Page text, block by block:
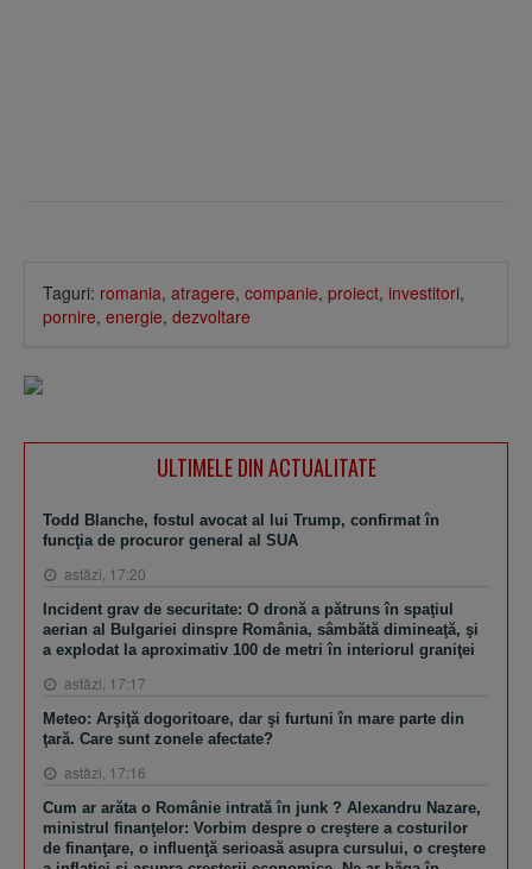
Taguri: romania, atragere, companie, proiect, investitori,
pornire, energie, dezvoltare
ULTIMELE DIN ACTUALITATE
Todd Blanche, fostul avocat al lui Trump, confirmat în
funcţia de procuror general al SUA
astăzi, 17:20
Incident grav de securitate: O dronă a pătruns în spaţiul
aerian al Bulgariei dinspre România, sâmbătă dimineaţă, şi
a explodat la aproximativ 100 de metri în interiorul graniţei
astăzi, 17:17
Meteo: Arşiţă dogoritoare, dar şi furtuni în mare parte din
ţară. Care sunt zonele afectate?
astăzi, 17:16
Cum ar arăta o Românie intrată în junk ? Alexandru Nazare,
ministrul finanţelor: Vorbim despre o creştere a costurilor
de finanţare, o influenţă serioasă asupra cursului, o creştere